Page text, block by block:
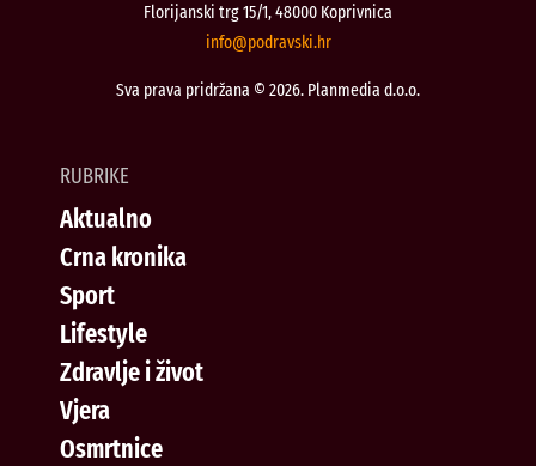
Florijanski trg 15/1, 48000 Koprivnica
rh.iksvardop
@ofni
Sva prava pridržana © 2026. Planmedia d.o.o.
RUBRIKE
Aktualno
Crna kronika
Sport
Lifestyle
Zdravlje i život
Vjera
Osmrtnice